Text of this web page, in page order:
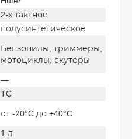
2-х тактное
полусинтетическое
Бензопилы, триммеры,
мотоциклы, скутеры
—
TC
от -20°C до +40°C
1 л